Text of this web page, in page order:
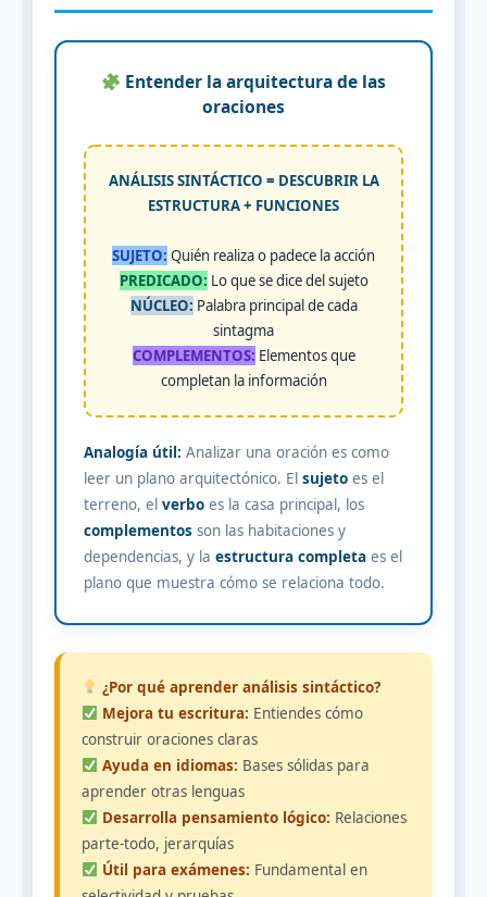
Entender la arquitectura de las
oraciones
ANÁLISIS SINTÁCTICO = DESCUBRIR LA
ESTRUCTURA + FUNCIONES
SUJETO: Quién realiza o padece la acción
PREDICADO: Lo que se dice del sujeto
NÚCLEO: Palabra principal de cada
sintagma
COMPLEMENTOS: Elementos que
completan la información
Analogía útil: Analizar una oración es como
leer un plano arquitectónico. El sujeto es el
terreno, el verbo es la casa principal, los
complementos son las habitaciones y
dependencias, y la estructura completa es el
plano que muestra cómo se relaciona todo.
¿Por qué aprender análisis sintáctico?
Mejora tu escritura: Entiendes cómo
construir oraciones claras
Ayuda en idiomas: Bases sólidas para
aprender otras lenguas
Desarrolla pensamiento lógico: Relaciones
parte-todo, jerarquías
Útil para exámenes: Fundamental en